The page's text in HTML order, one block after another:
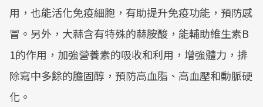
用，也能活化免疫細胞，有助提升免疫功能，預防感
冒。另外，大蒜含有特殊的蒜胺酸，能輔助維生素B
1的作用，加強營養素的吸收和利用，增強體力，排
除寫中多餘的膽固醇，預防高血脂、高血壓和動脈硬
化。